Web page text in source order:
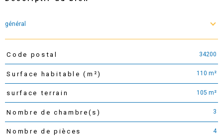
général
TRAD_PAMPERO_Caracteristique
Code postal 34200
Surface habitable (m²) 110 m²
surface terrain 105 m²
Nombre de chambre(s) 3
Nombre de pièces 4